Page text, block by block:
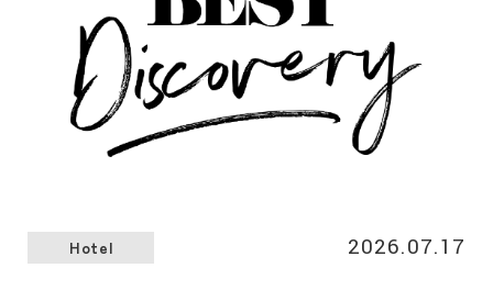
Hotel 2026.07.17